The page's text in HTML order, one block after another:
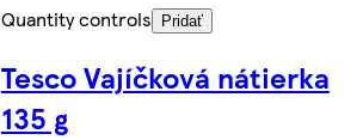
Quantity controls
Pridať
Tesco Vajíčková nátierka
135 g